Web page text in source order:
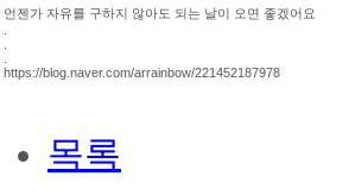
언젠가 자유를 구하지 않아도 되는 날이 오면 좋겠어요
.
.
.
https://blog.naver.com/arrainbow/221452187978
목록